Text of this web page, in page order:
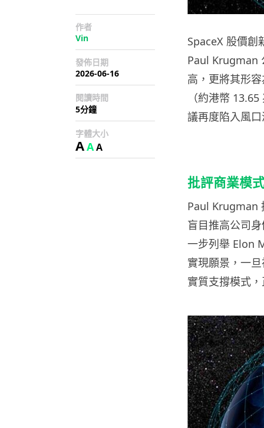
作者
Vin
發佈日期
2026-06-16
閱讀時間
5分鐘
字體大小
AAA
SpaceX 股價創
Paul Krugman
高，更將其形
（約港幣
議再度陷入風
批評商業模
Paul Krugman
盲目推高公司
一步列舉 Elon
實現願景，一
實質支撐模式